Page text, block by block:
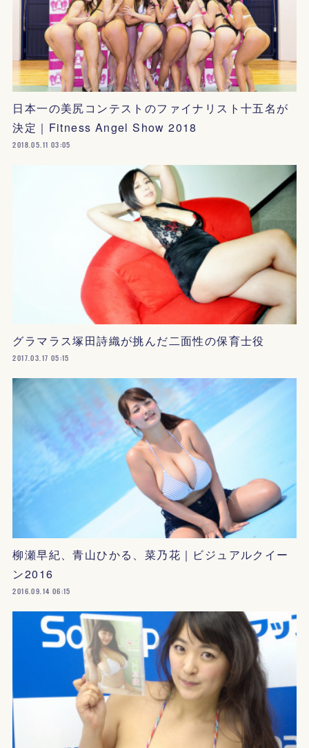
日本一の美尻コンテストのファイナリスト十五名が
決定｜Fitness Angel Show 2018
2018.05.11 03:05
グラマラス塚田詩織が挑んだ二面性の保育士役
2017.03.17 05:15
柳瀬早紀、青山ひかる、菜乃花｜ビジュアルクイー
ン2016
2016.09.14 06:15